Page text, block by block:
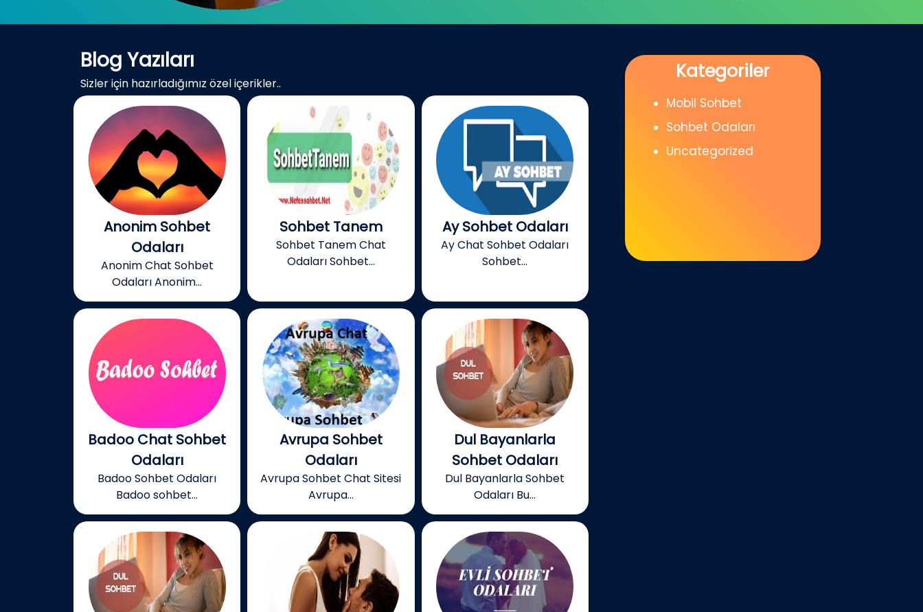
Blog Yazıları
Sizler için hazırladığımız özel içerikler..
Anonim Sohbet
Odaları
Anonim Chat Sohbet
Odaları Anonim...
Sohbet Tanem
Sohbet Tanem Chat
Odaları Sohbet...
Ay Sohbet Odaları
Ay Chat Sohbet Odaları
Sohbet...
Badoo Chat Sohbet
Odaları
Badoo Sohbet Odaları
Badoo sohbet...
Avrupa Sohbet
Odaları
Avrupa Sohbet Chat Sitesi
Avrupa...
Dul Bayanlarla
Sohbet Odaları
Dul Bayanlarla Sohbet
Odaları Bu...
Kategoriler
Mobil Sohbet
Sohbet Odaları
Uncategorized